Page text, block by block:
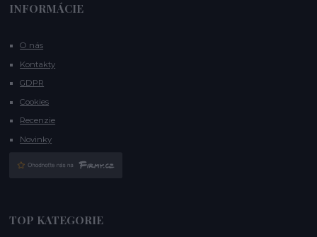
INFORMÁCIE
O nás
Kontakty
GDPR
Cookies
Recenzie
Novinky
TOP KATEGORIE